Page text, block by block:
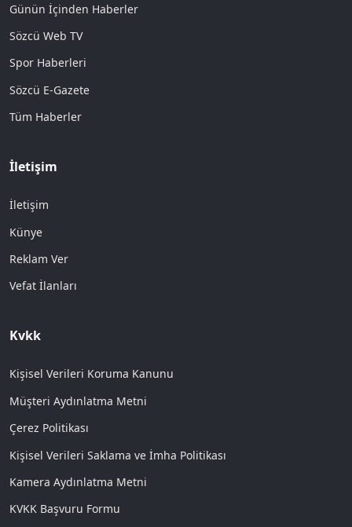
Günün İçinden Haberler
Sözcü Web TV
Spor Haberleri
Sözcü E-Gazete
Tüm Haberler
İletişim
İletişim
Künye
Reklam Ver
Vefat İlanları
Kvkk
Kişisel Verileri Koruma Kanunu
Müşteri Aydınlatma Metni
Çerez Politikası
Kişisel Verileri Saklama ve İmha Politikası
Kamera Aydınlatma Metni
KVKK Başvuru Formu